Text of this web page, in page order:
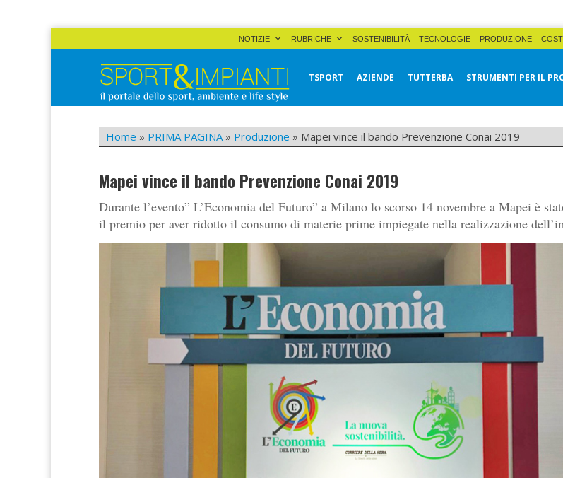
NOTIZIE RUBRICHE SOSTENIBILITÀ TECNOLOGIE PRODUZIONE
Sport&Impianti
TSPORT AZIENDE TUTTERBA STRUMENTI PER IL
Home » PRIMA PAGINA» Produzione » Mapei vince il bando Prevenzione Conai 2019
Mapei vince il bando Prevenzione Conai 2019
Durante l’evento” L’Economia del Futuro” a Milano lo scorso 14 novembre a Mapei è
il premio per aver ridotto il consumo di materie prime impiegate nella realizzazione